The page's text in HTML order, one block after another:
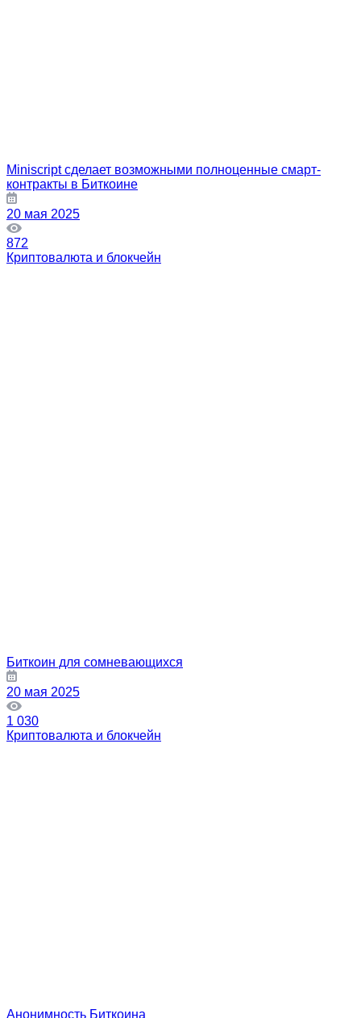
Miniscript сделает возможными полноценные смарт-
контракты в Биткоине
20 мая 2025
872
Криптовалюта и блокчейн
Биткоин для сомневающихся
20 мая 2025
1 030
Криптовалюта и блокчейн
Анонимность Биткоина